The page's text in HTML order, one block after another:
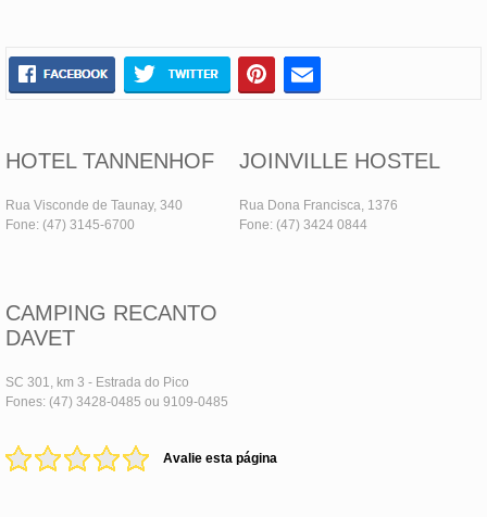
HOTEL TANNENHOF
Rua Visconde de Taunay, 340
Fone: (47) 3145-6700
JOINVILLE HOSTEL
Rua Dona Francisca, 1376
Fone: (47) 3424 0844
CAMPING RECANTO
DAVET
SC 301, km 3 - Estrada do Pico
Fones: (47) 3428-0485 ou 9109-0485
Avalie esta página